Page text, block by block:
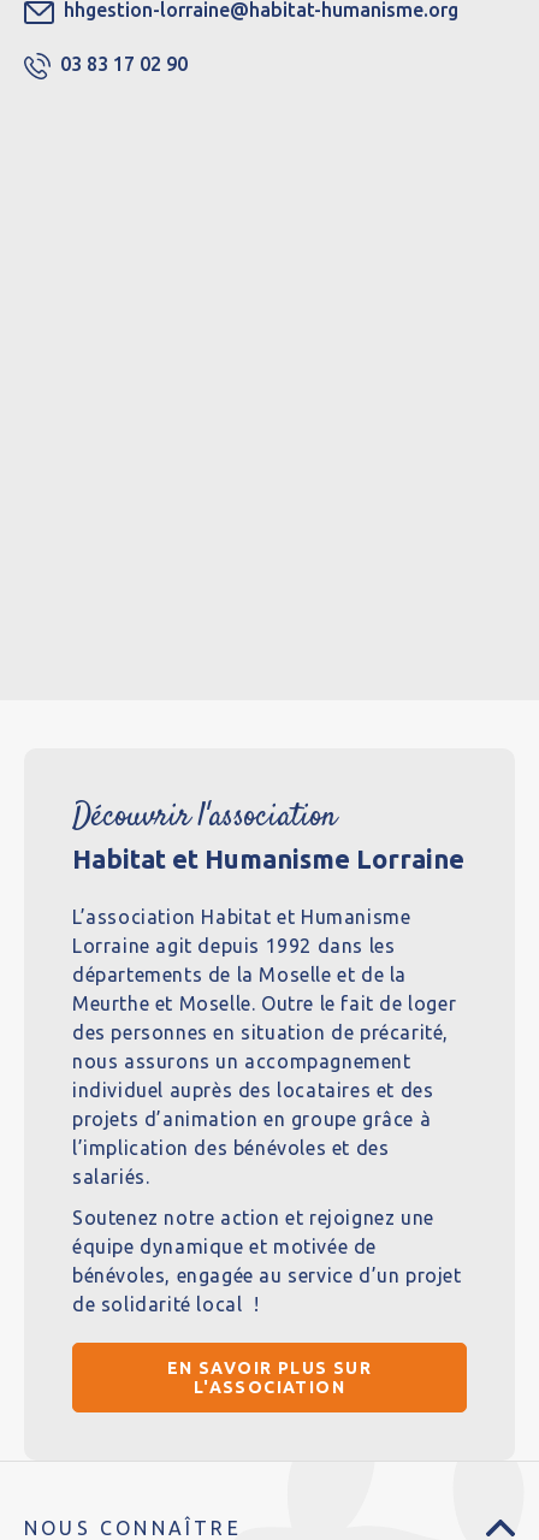
hhgestion-lorraine@habitat-humanisme.org
03 83 17 02 90
Découvrir l'association
Habitat et Humanisme Lorraine
L’association Habitat et Humanisme
Lorraine agit depuis 1992 dans les
départements de la Moselle et de la
Meurthe et Moselle. Outre le fait de loger
des personnes en situation de précarité,
nous assurons un accompagnement
individuel auprès des locataires et des
projets d’animation en groupe grâce à
l’implication des bénévoles et des
salariés.
Soutenez notre action et rejoignez une
équipe dynamique et motivée de
bénévoles, engagée au service d’un projet
de solidarité local !
EN SAVOIR PLUS SUR
L'ASSOCIATION
NOUS CONNAÎTRE